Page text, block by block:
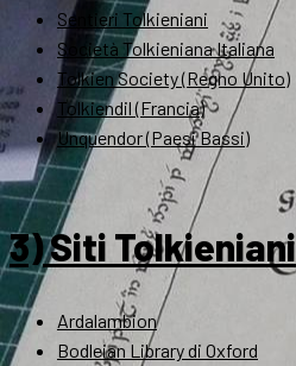
Sentieri Tolkieniani
Società Tolkieniana Italiana
Tolkien Society (Regno Unito)
Tolkiendil (Francia)
Unquendor (Paesi Bassi)
3) Siti Tolkieniani
Ardalambion
Bodleian Library di Oxford